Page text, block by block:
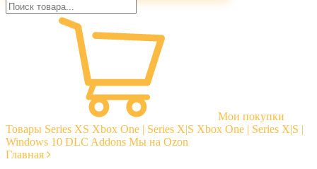
Мои покупки
Товары Series XS Xbox One | Series X|S Xbox One | Series X|S |
Windows 10 DLC Addons Мы на Ozon
Главная